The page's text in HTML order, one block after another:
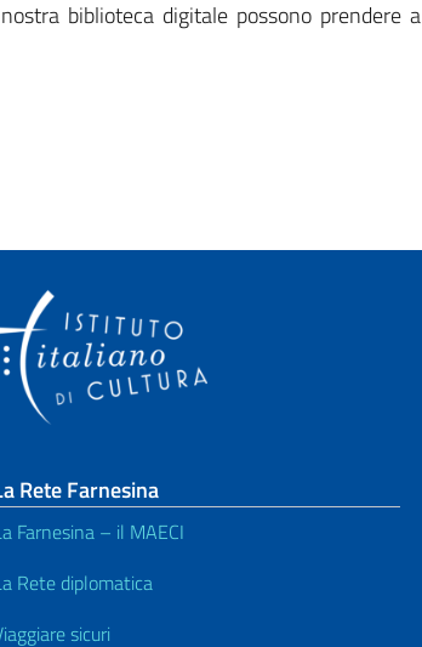
biblioteca digitale possono prendere a
Rete Farnesina
Farnesina – il MAECI
Rete diplomatica
sicuri